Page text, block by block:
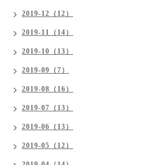
2019-12（12）
2019-11（14）
2019-10（13）
2019-09（7）
2019-08（16）
2019-07（13）
2019-06（13）
2019-05（12）